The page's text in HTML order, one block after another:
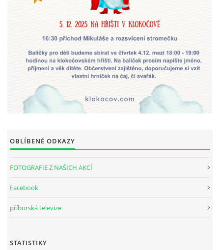
INTERNÍ SEKCE
OBLÍBENÉ ODKAZY
FOTOGRAFIE Z NAŠICH AKCÍ
Facebook
příborská televize
STATISTIKY